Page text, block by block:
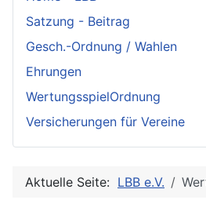
Satzung - Beitrag
Gesch.-Ordnung / Wahlen
Ehrungen
WertungsspielOrdnung
Versicherungen für Vereine
Aktuelle Seite: LBB e.V.